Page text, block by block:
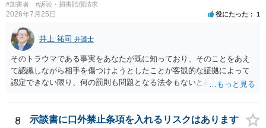
#加害者 #訴訟・損害賠償請求
2026年7月25日 役にたった 1
井上 祐司 弁護士
そのトラウマである事実をあなたが既に知っており、そのことをあえ
て認識しながら相手を傷つけようとしたことが客観的な証拠によって
認定できない限り、何の罰則も問題となる法令もないと思われます。
8
示談書に口外禁止条項を入れるリスクはあります